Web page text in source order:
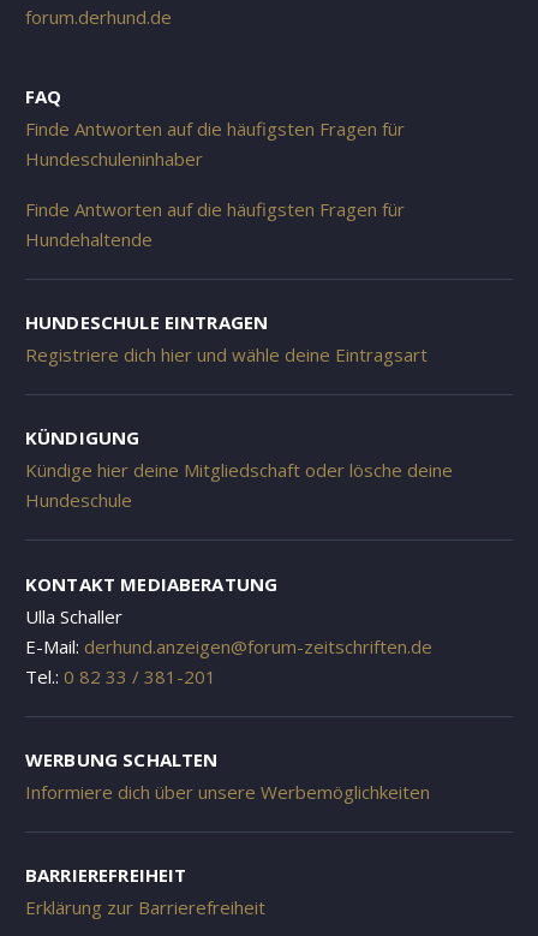
forum.derhund.de
FAQ
Finde Antworten auf die häufigsten Fragen für
Hundeschuleninhaber
Finde Antworten auf die häufigsten Fragen für
Hundehaltende
HUNDESCHULE EINTRAGEN
Registriere dich hier und wähle deine Eintragsart
KÜNDIGUNG
Kündige hier deine Mitgliedschaft oder lösche deine
Hundeschule
KONTAKT MEDIABERATUNG
Ulla Schaller
E-Mail: derhund.anzeigen@forum-zeitschriften.de
Tel.: 0 82 33 / 381-201
WERBUNG SCHALTEN
Informiere dich über unsere Werbemöglichkeiten
BARRIEREFREIHEIT
Erklärung zur Barrierefreiheit